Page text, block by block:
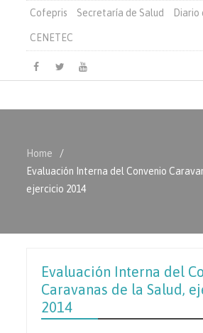
Cofepris Secretaría de Salud Diario
CENETEC
Facebook
TwitterYoutube
Home
Evaluación Interna del Convenio
ejercicio 2014
Evaluación Interna del
Caravanas de la Salud,
2014